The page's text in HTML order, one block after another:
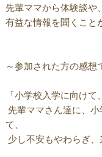
先輩ママから体験談や
有益な情報を聞くこと
～参加された方の感想
「小学校入学に向けて
先輩ママさん達に、
て、
少し不安もやわらぎ、